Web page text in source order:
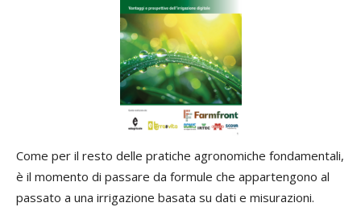
Come per il resto delle pratiche agronomiche fondamentali,
è il momento di passare da formule che appartengono al
passato a una irrigazione basata su dati e misurazioni.